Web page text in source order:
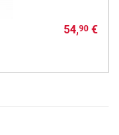
54,90€